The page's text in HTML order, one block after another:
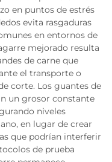
en puntos de estrés
evita rasgaduras
en entornos de
mejorado resulta
de carne que
el transporte o
corte. Los guantes de
un grosor constante
niveles
en lugar de crear
que podrían interferir
de prueba